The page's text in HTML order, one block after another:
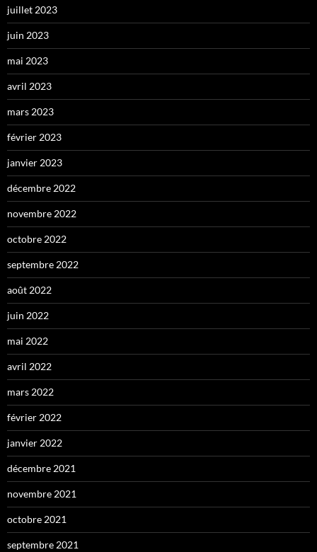
juillet 2023
juin 2023
mai 2023
avril 2023
mars 2023
février 2023
janvier 2023
décembre 2022
novembre 2022
octobre 2022
septembre 2022
août 2022
juin 2022
mai 2022
avril 2022
mars 2022
février 2022
janvier 2022
décembre 2021
novembre 2021
octobre 2021
septembre 2021